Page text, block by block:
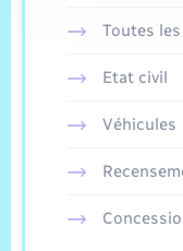
Toutes
Etat civil
Véhicules